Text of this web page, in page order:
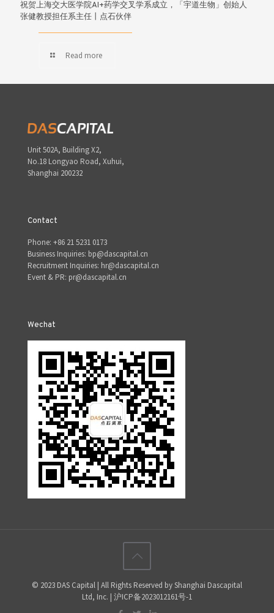
祝贺上海交大医学院AI+药学交叉学系成立，「宇道生物」创始人
张健教授担任系主任丨点石伙伴
Read more
Unit 502A, Building X2,
No.18 Longyao Road, Xuhui,
Shanghai 200232
Contact
Phone: +86 21 5231 0173
Business Inquiries: bp@dascapital.cn
Recruitment Inquiries: hr@dascapital.cn
Event & PR: pr@dascapital.cn
Wechat
© 2023 DAS Capital | All Rights Reserved by Shanghai Dascapital
Ltd, Inc. | 沪ICP备2023012161号-1